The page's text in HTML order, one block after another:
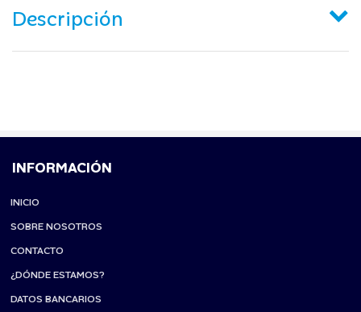
Descripción
INFORMACIÓN
INICIO
SOBRE NOSOTROS
CONTACTO
¿DÓNDE ESTAMOS?
DATOS BANCARIOS